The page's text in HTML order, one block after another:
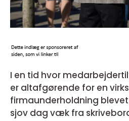
I en tid hvor
er altafgørende for en
firmaunderholdning
sjov dag væk fra